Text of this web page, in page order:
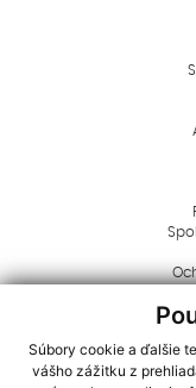
Súbory cookie a ďalšie
vášho zážitku z